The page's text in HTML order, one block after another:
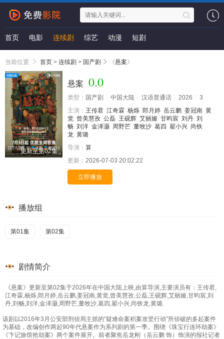
首页 电影 连续剧 综艺 动漫 短剧
当前位置 首页 > 连续剧 > 国产剧 《悬案》
更新至第02集
悬案 0.0
类型： 国产剧 中国大陆 汉语普通话 2026
3
主演： 王传君 江奇霖 杨烁 郎月婷 岳云鹏 姜冠南 黄
觉 曾美慧孜 公磊 王砚辉 艾丽娅 甘昀宸 刘丹 刘
畅 刘洋 金泽灏 周野芒 董牧沙 葛四 翟小兴 尚铁
龙 黄璐
导演： 算
更新： 2026-07-03 20:02:22
立即播放
播放组
第01集 第02集
剧情简介
《悬案》更新至第02集于2026年在中国大陆上映,由算导演,主要演员有：王传君,
江奇霖,杨烁,郎月婷,岳云鹏,姜冠南,黄觉,曾美慧孜,公磊,王砚辉,艾丽娅,甘昀宸,刘
丹,刘畅,刘洋,金泽灏,周野芒,董牧沙,葛四,翟小兴,尚铁龙,黄璐.
该剧以2016年3月公安部刑侦局主抓的“疑难命案积案攻坚行动”所侦破的多起案件
为基础，改编创作两起90年代悬案作为系列剧的第一季。围绕《珠宝行连环劫案》
《卞记旅馆抢劫案》两个案件展开。前者聚焦岳龙刚（岳云鹏 饰）饰演的报社记者